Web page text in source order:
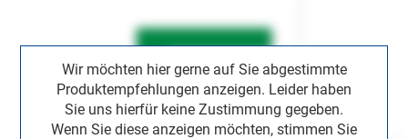
Wir möchten hier gerne auf Sie abgestimmte
Produktempfehlungen anzeigen. Leider haben
Sie uns hierfür keine Zustimmung gegeben.
Wenn Sie diese anzeigen möchten, stimmen Sie